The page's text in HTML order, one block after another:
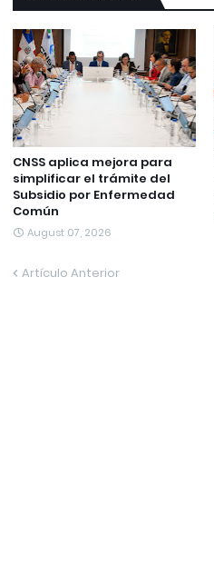
CNSS aplica mejora para
simplificar el trámite del
Subsidio por Enfermedad
Común
August 07, 2026
Artículo Anterior